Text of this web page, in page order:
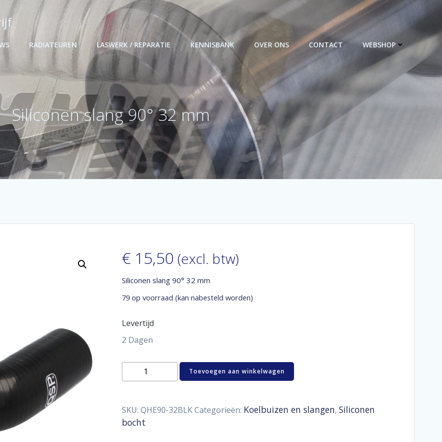
RADIATEUREN LASWERK / REPARATIE KENNISBANK OVER ONS CONTACT WEBSHOP
Siliconen slang 90° 32 mm
€15,50 (excl. btw)
Siliconen slang 90° 32 mm
79 op voorraad (kan nabesteld worden)
Levertijd
2 Dagen
Siliconen
mm
aantal
Toevoegen aan winkelwagen
SKU: QHE90-32BLKCategorieën: Koelbuizen en slangen, Siliconen
bocht